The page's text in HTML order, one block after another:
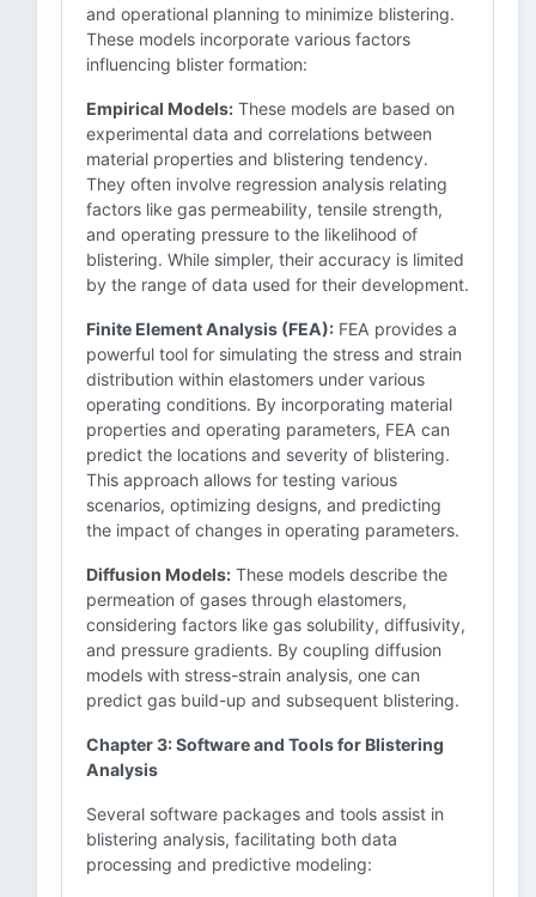
and operational planning to minimize blistering.
These models incorporate various factors
influencing blister formation:
Empirical Models: These models are based on
experimental data and correlations between
material properties and blistering tendency.
They often involve regression analysis relating
factors like gas permeability, tensile strength,
and operating pressure to the likelihood of
blistering. While simpler, their accuracy is limited
by the range of data used for their development.
Finite Element Analysis (FEA): FEA provides a
powerful tool for simulating the stress and strain
distribution within elastomers under various
operating conditions. By incorporating material
properties and operating parameters, FEA can
predict the locations and severity of blistering.
This approach allows for testing various
scenarios, optimizing designs, and predicting
the impact of changes in operating parameters.
Diffusion Models: These models describe the
permeation of gases through elastomers,
considering factors like gas solubility, diffusivity,
and pressure gradients. By coupling diffusion
models with stress-strain analysis, one can
predict gas build-up and subsequent blistering.
Chapter 3: Software and Tools for Blistering
Analysis
Several software packages and tools assist in
blistering analysis, facilitating both data
processing and predictive modeling: